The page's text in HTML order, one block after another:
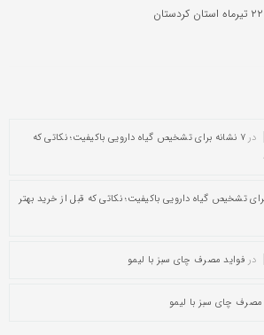
در
۷ نشانه برای تشخیص گیاه دارویی باکیفیت؛ نکاتی که
برای تشخیص گیاه دارویی باکیفیت؛ نکاتی که قبل از خرید بهتر
در فواید مصرف چای سبز با لیمو
مصرف چای سبز با لیمو